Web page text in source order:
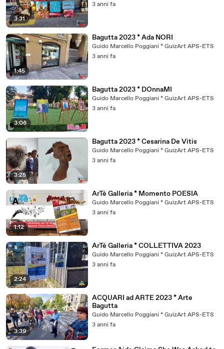
3:31
3 anni fa
1:45
Bagutta 2023 * Ada NORI
Guido Marcello Poggiani * GuizArt APS-ETS
3 anni fa
3:06
Bagutta 2023 * DOnnaMI
Guido Marcello Poggiani * GuizArt APS-ETS
3 anni fa
3:25
Bagutta 2023 * Cesarina De Vitis
Guido Marcello Poggiani * GuizArt APS-ETS
3 anni fa
1:12
ArTé Galleria * Momento POESIA
Guido Marcello Poggiani * GuizArt APS-ETS
3 anni fa
2:24
ArTé Galleria * COLLETTIVA 2023
Guido Marcello Poggiani * GuizArt APS-ETS
3 anni fa
3:39
ACQUARI ad ARTE 2023 * Arte
Bagutta
Guido Marcello Poggiani * GuizArt APS-ETS
3 anni fa